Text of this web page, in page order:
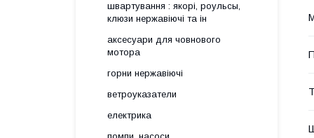
швартування : якорі, роульсы,
клюзи нержавіючі та ін
аксесуари для човнового
мотора
горни нержавіючі
ветроуказатели
електрика